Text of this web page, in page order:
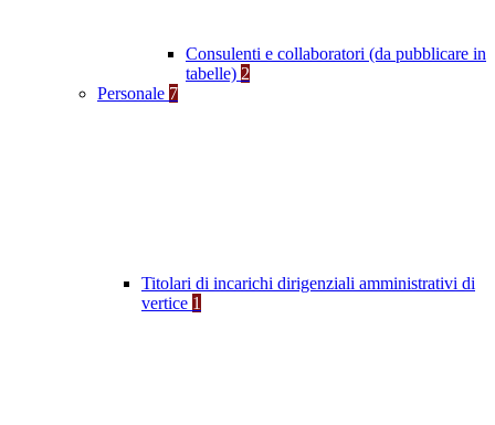
Consulenti e collaboratori (da pubblicare in
tabelle) 2
Personale 7
Titolari di incarichi dirigenziali amministrativi di
vertice 1